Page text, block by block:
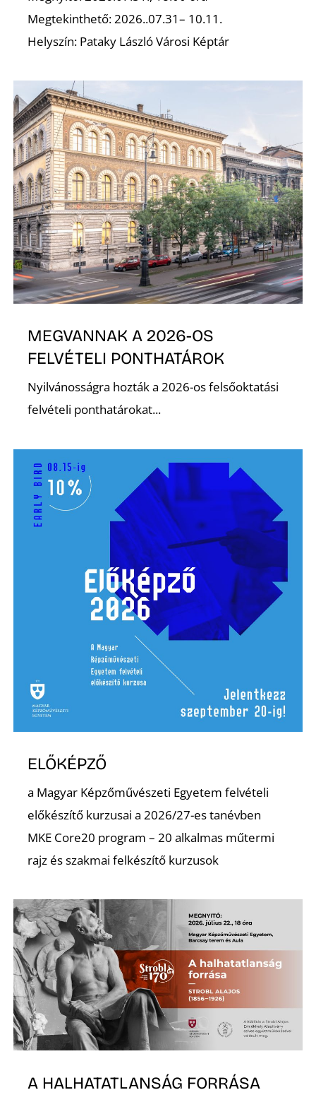
Megtekinthető: 2026..07.31– 10.11.
Helyszín: Pataky László Városi Képtár
MEGVANNAK A 2026-OS
FELVÉTELI PONTHATÁROK
Nyilvánosságra hozták a 2026-os felsőoktatási
felvételi ponthatárokat...
ELŐKÉPZŐ
a Magyar Képzőművészeti Egyetem felvételi
előkészítő kurzusai a 2026/27-es tanévben
MKE Core20 program – 20 alkalmas műtermi
rajz és szakmai felkészítő kurzusok
A HALHATATLANSÁG FORRÁSA